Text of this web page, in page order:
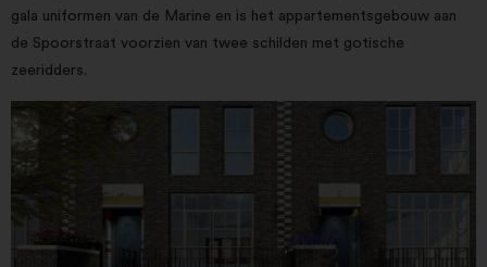
gala uniformen van de Marine en is het appartementsgebouw aan
de Spoorstraat voorzien van twee schilden met gotische
zeeridders.